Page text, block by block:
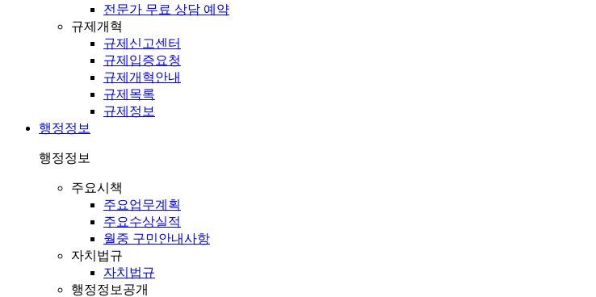
전문가 무료 상담 예약
규제개혁
규제신고센터
규제입증요청
규제개혁안내
규제목록
규제정보
행정정보
행정정보
주요시책
주요업무계획
주요수상실적
월중 구민안내사항
자치법규
자치법규
행정정보공개